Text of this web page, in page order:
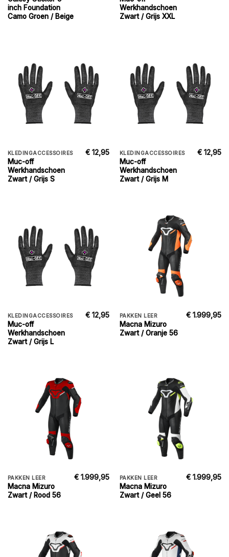
inch Foundation
Camo Groen / Beige
Werkhandschoen
Zwart / Grijs XXL
KLEDINGACCESSOIRES
Muc-off
Werkhandschoen
Zwart / Grijs S
€ 12,95 KLEDINGACCESSOIRES
Muc-off
Werkhandschoen
Zwart / Grijs M
€ 12,95
KLEDINGACCESSOIRES
Muc-off
Werkhandschoen
Zwart / Grijs L
€ 12,95 PAKKEN LEER
Macna Mizuro
Zwart / Oranje 56
€ 1.999,95
PAKKEN LEER
Macna Mizuro
Zwart / Rood 56
€ 1.999,95 PAKKEN LEER
Macna Mizuro
Zwart / Geel 56
€ 1.999,95